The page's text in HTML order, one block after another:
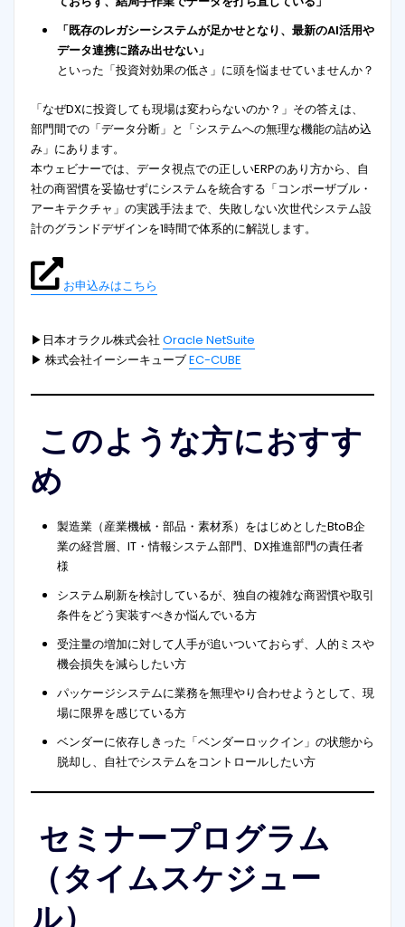
「既存のレガシーシステムが足かせとなり、最新のAI活用や
データ連携に踏み出せない」
といった「投資対効果の低さ」に頭を悩ませていませんか？
「なぜDXに投資しても現場は変わらないのか？」その答えは、
部門間での「データ分断」と「システムへの無理な機能の詰め込
み」にあります。
本ウェビナーでは、データ視点での正しいERPのあり方から、自
社の商習慣を妥協せずにシステムを統合する「コンポーザブル・
アーキテクチャ」の実践手法まで、失敗しない次世代システム設
計のグランドデザインを1時間で体系的に解説します。
お申込みはこちら
▶日本オラクル株式会社Oracle NetSuite
▶ 株式会社イーシーキューブEC-CUBE
このような方におすす
め
製造業（産業機械・部品・素材系）をはじめとしたBtoB企
業の経営層、IT・情報システム部門、DX推進部門の責任者
様
システム刷新を検討しているが、独自の複雑な商習慣や取引
条件をどう実装すべきか悩んでいる方
受注量の増加に対して人手が追いついておらず、人的ミスや
機会損失を減らしたい方
パッケージシステムに業務を無理やり合わせようとして、現
場に限界を感じている方
ベンダーに依存しきった「ベンダーロックイン」の状態から
脱却し、自社でシステムをコントロールしたい方
セミナープログラム
（タイムスケジュー
ル）